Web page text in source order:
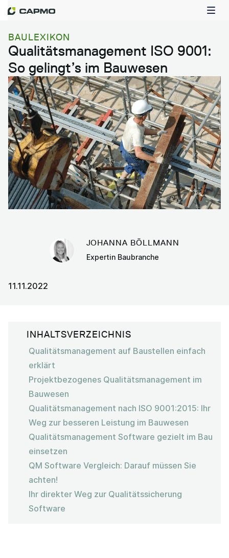
BAULEXIKON
Qualitätsmanagement ISO 9001:
So gelingt’s im Bauwesen
JOHANNA BÖLLMANN
Expertin Baubranche
11.11.2022
INHALTSVERZEICHNIS
Qualitätsmanagement auf Baustellen einfach
erklärt
Projektbezogenes Qualitätsmanagement im
Bauwesen
Qualitätsmanagement nach ISO 9001:2015: Ihr
Weg zur besseren Leistung im Bauwesen
Qualitätsmanagement Software gezielt im Bau
einsetzen
QM Software Vergleich: Darauf müssen Sie
achten!
Ihr direkter Weg zur Qualitätssicherung
Software